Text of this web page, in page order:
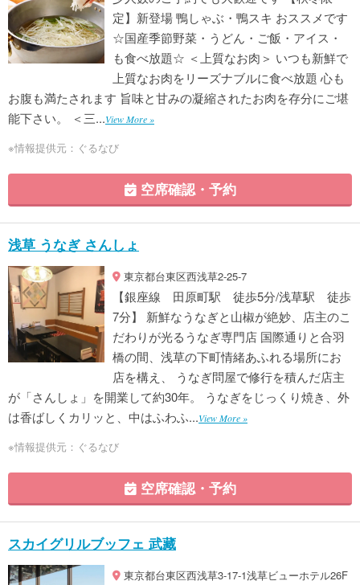
定】新登場 鴨しゃぶ・鴨スキ おススメです
☆国産季節野菜・うどん・ご飯・アイス・
も食べ放題☆ ＜上質なお肉＞ いつも新鮮で
上質なお肉をリーズナブルに食べ放題 心も
お腹も満たされます 旨味と甘みの凝縮されたお肉を存分にご堪
能下さい。 ＜三...View More »
※情報提供元：ぐるなび
空席確認・予約
浅草 うなぎ さんしょ
東京都台東区西浅草2-25-7
【銀座線 田原町駅 徒歩5分/浅草駅 徒歩
7分】 新鮮なうなぎと山椒が絶妙、店主のこ
だわりが光るうなぎ専門店 国際通りと合羽
橋の間、浅草の下町情緒あふれる場所にお
店を構え、 うなぎ問屋で修行を積んだ店主
が「さんしょ」を開業して約30年。 うなぎをじっくり焼き、外
は香ばしくカリッと、中はふわふ...View More »
※情報提供元：ぐるなび
空席確認・予約
スカイグリルブッフェ 武藏
東京都台東区西浅草3-17-1浅草ビューホテル26F